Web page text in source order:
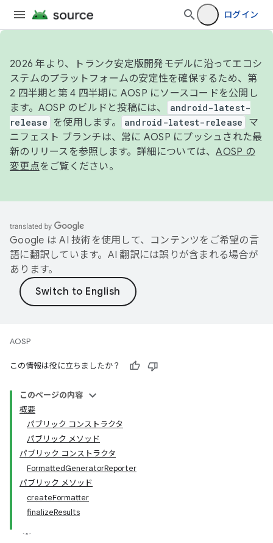
ログイン
2026 年より、トランク安定版開発モデルに沿ってエコシ
ステムのプラットフォームの安定性を確保するため、第
2 四半期と第 4 四半期に AOSP にソースコードを公開し
ます。AOSP のビルドと投稿には、
android-latest-
release
を使用します。 android-latest-release
マ
ニフェスト ブランチは、常に AOSP にプッシュされた最
新のリリースを参照します。詳細については、AOSP の
変更点をご覧ください。
Google は AI 技術を使用して、コンテンツをご希望の言
語に翻訳しています。AI 翻訳には誤りが含まれる場合が
あります。
AOSP
この情報は役に立ちましたか？
このページの内容
概要
パブリック コンストラクタ
パブリック メソッド
パブリック コンストラクタ
FormattedGeneratorReporter
パブリック メソッド
createFormatter
finalizeResults